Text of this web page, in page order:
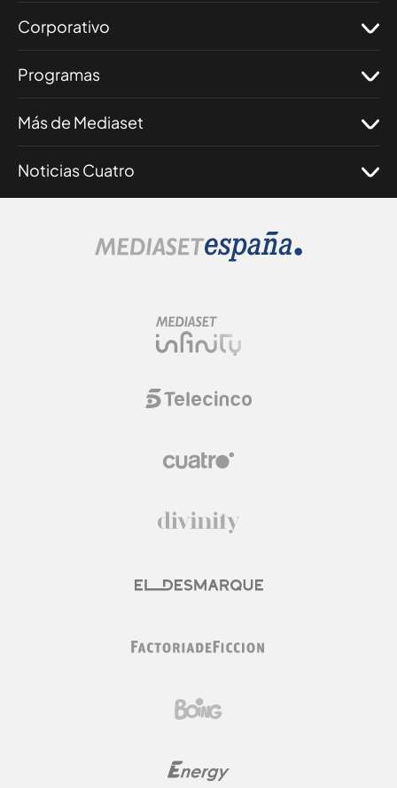
Corporativo
Programas
Más de Mediaset
Noticias Cuatro